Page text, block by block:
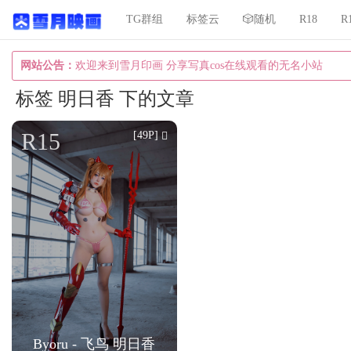
网站公告： 欢迎来到雪月印画 分享写真cos在线观看的无名小站
TG群组 标签云 🎲随机 R18
标签 明日香 下的文章
Byoru - 飞鸟 明日香
R15 [49P]